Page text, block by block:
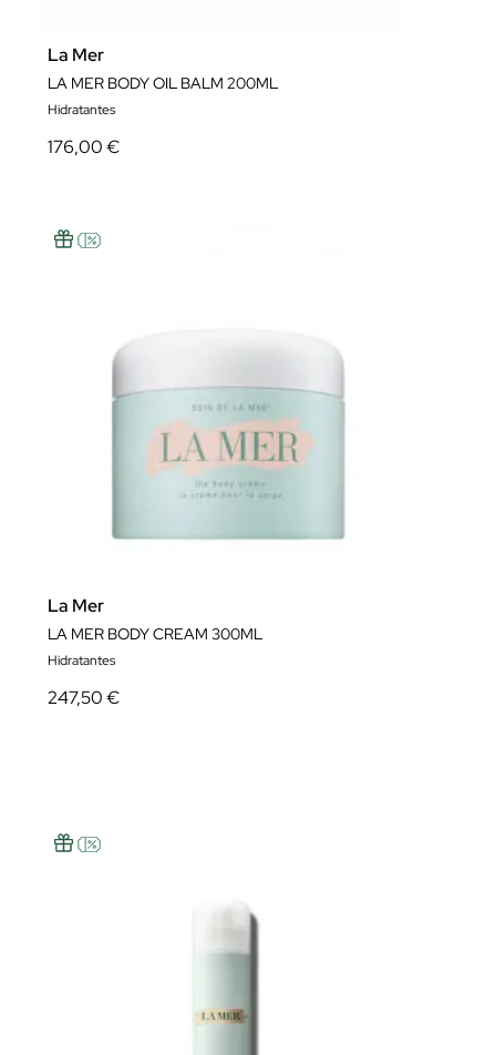
La Mer
LA MER BODY OIL BALM 200ML
Hidratantes
176,00 €
La Mer
LA MER BODY CREAM 300ML
Hidratantes
247,50 €